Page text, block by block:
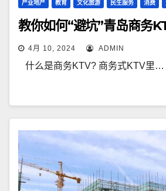
产业地产 教育 文化旅游 民生服务 消费
教你如何“避坑”青岛商务
4月 10, 2024 ADMIN
什么是商务KTV? 商务式KTV里…